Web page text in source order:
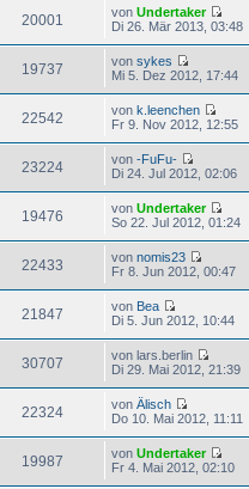
20001 vonUndertaker
Di 26. Mär 2013, 03:48
19737 vonsykes
Mi 5. Dez 2012, 17:44
22542 vonk.leenchen
Fr 9. Nov 2012, 12:55
23224 von-FuFu-
Di 24. Jul 2012, 02:06
19476 vonUndertaker
So 22. Jul 2012, 01:24
22433 vonnomis23
Fr 8. Jun 2012, 00:47
21847 von Bea
Di 5. Jun 2012, 10:44
30707
von lars.berlin
Di 29. Mai 2012, 21:39
22324 vonÄlisch
Do 10. Mai 2012, 11:11
19987 vonUndertaker
Fr 4. Mai 2012, 02:10